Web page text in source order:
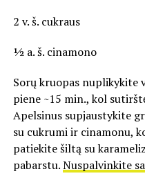
2 v. š. cukraus
½ a. š. cinamono
Sorų kruopas nuplikykite
piene ~15 min., kol
Apelsinus supjaustykite
su cukrumi ir cinamonu,
patiekite šiltą su
pabarstu.Nuspalvinkite